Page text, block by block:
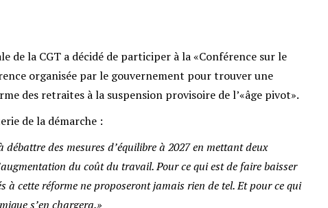
de la CGT a décidé de participer à la «Conférence sur le
organisée par le gouvernement pour trouver une
des retraites à la suspension provisoire de l’«âge pivot».
de la démarche :
des mesures d’équilibre à 2027 en mettant deux
du coût du travail. Pour ce qui est de faire baisser
à cette réforme ne proposeront jamais rien de tel. Et pour ce qui
s’en chargera.»